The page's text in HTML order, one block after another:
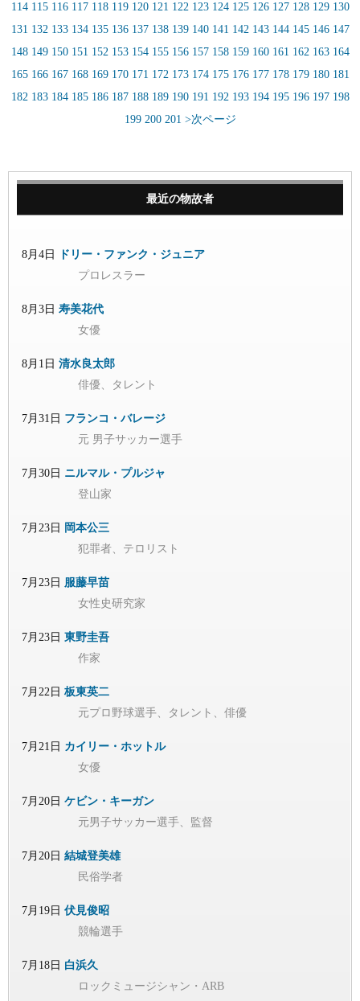
114 115 116 117 118 119 120 121 122 123 124 125 126 127 128 129 130
131 132 133 134 135 136 137 138 139 140 141 142 143 144 145 146 147
148 149 150 151 152 153 154 155 156 157 158 159 160 161 162 163 164
165 166 167 168 169 170 171 172 173 174 175 176 177 178 179 180 181
182 183 184 185 186 187 188 189 190 191 192 193 194 195 196 197 198
199 200 201 >次ページ
最近の物故者
8月4日
ドリー・ファンク・ジュニア
プロレスラー
8月3日 寿美花代
女優
8月1日 清水良太郎
俳優、タレント
7月31日 フランコ・バレージ
元 男子サッカー選手
7月30日 ニルマル・プルジャ
登山家
7月23日 岡本公三
犯罪者、テロリスト
7月23日 服藤早苗
女性史研究家
7月23日 東野圭吾
作家
7月22日 板東英二
元プロ野球選手、タレント、俳優
7月21日 カイリー・ホットル
女優
7月20日 ケビン・キーガン
元男子サッカー選手、監督
7月20日 結城登美雄
民俗学者
7月19日 伏見俊昭
競輪選手
7月18日 白浜久
ロックミュージシャン・ARB